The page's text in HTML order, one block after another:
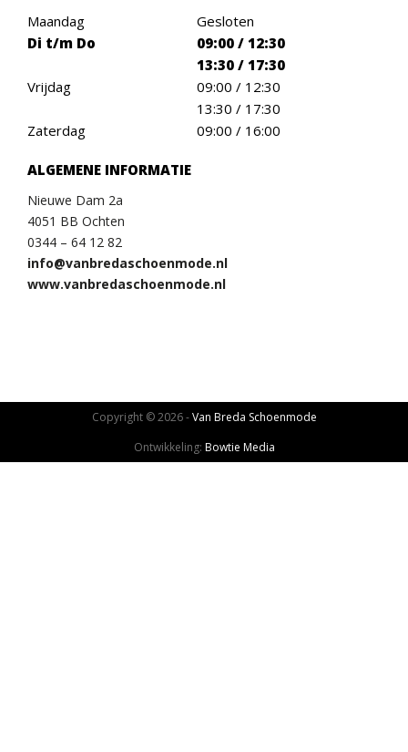
Maandag
Gesloten
Di t/m Do
09:00 / 12:30
13:30 / 17:30
Vrijdag
09:00 / 12:30
13:30 / 17:30
Zaterdag
09:00 / 16:00
ALGEMENE INFORMATIE
Nieuwe Dam 2a
4051 BB Ochten
0344 – 64 12 82
info@vanbredaschoenmode.nl
www.vanbredaschoenmode.nl
Copyright © 2026 -Van Breda Schoenmode
Ontwikkeling: Bowtie Media